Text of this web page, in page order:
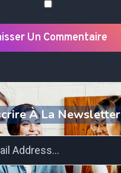
À La Newsletter